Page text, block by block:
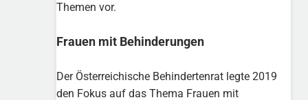
Themen vor.
Frauen mit Behinderungen
Der Österreichische Behindertenrat legte 2019
den Fokus auf das Thema Frauen mit